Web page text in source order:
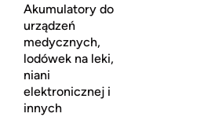
Akumulatory do
urządzeń
medycznych,
lodówek na leki,
niani
elektronicznej i
innych